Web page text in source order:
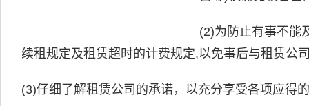
(2)为防止有事不能
续租规定及租赁超时的计费规定,以免事后与租赁公
(3)仔细了解租赁公司的承诺，以充分享受各项应得